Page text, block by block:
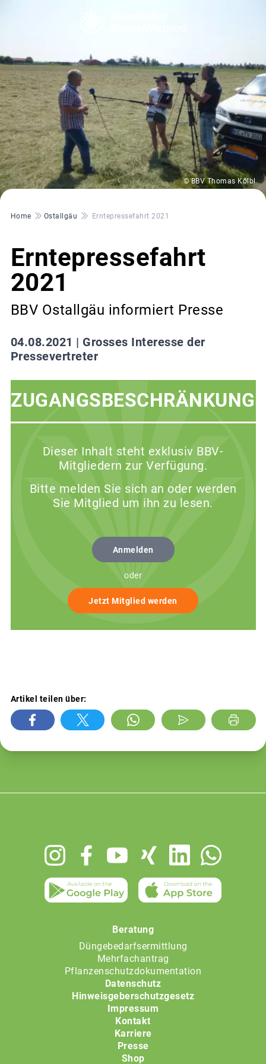
© BBV Thomas Kölbl
Pfadnavigation
Home Ostallgäu Erntepressefahrt 2021
Erntepressefahrt
2021
BBV Ostallgäu informiert Presse
04.08.2021 | Grosses Interesse der
Pressevertreter
ZUGANGSBESCHRÄNKUNG
Dieser Inhalt steht exklusiv BBV-
Mitgliedern zur Verfügung.
Bitte melden Sie sich an oder werden
Sie Mitglied um ihn zu lesen.
Anmelden
oder
Jetzt Mitglied werden
Artikel teilen über:
Beratung
Düngebedarfsermittlung
Mehrfachantrag
Pflanzenschutzdokumentation
Datenschutz
Hinweisgeberschutzgesetz
Impressum
Kontakt
Karriere
Presse
Shop